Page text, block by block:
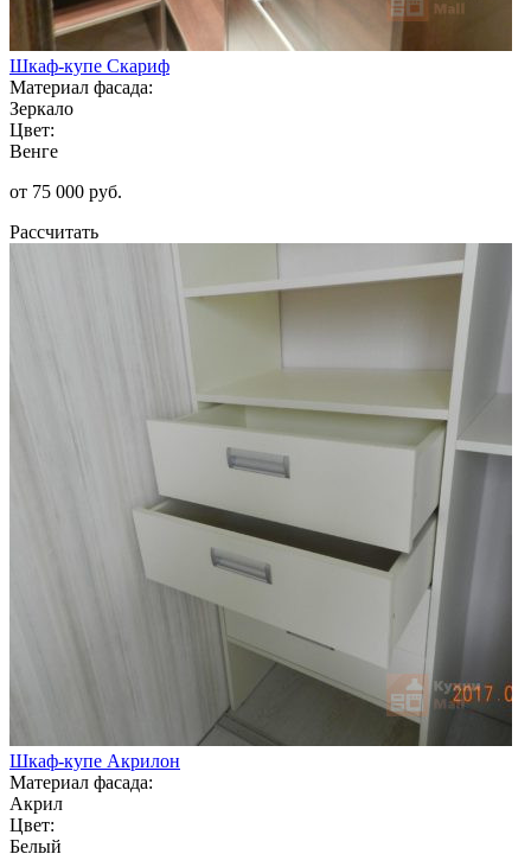
Шкаф-купе Скариф
Материал фасада:
Зеркало
Цвет:
Венге
от 75 000 руб.
Рассчитать
Шкаф-купе Акрилон
Материал фасада:
Акрил
Цвет:
Белый